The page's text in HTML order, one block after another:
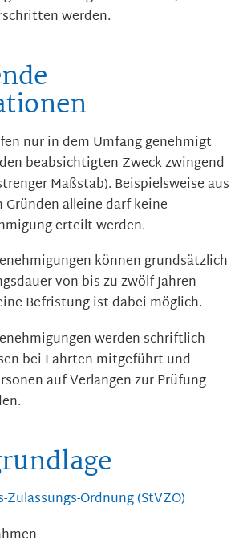
werden.
nur in dem Umfang genehmigt
beabsichtigten Zweck zwingend
Maßstab). Beispielsweise aus
alleine darf keine
erteilt werden.
können grundsätzlich
von bis zu zwölf Jahren
Befristung ist dabei möglich.
werden schriftlich
bei Fahrten mitgeführt und
auf Verlangen zur Prüfung
Zulassungs-Ordnung (StVZO)